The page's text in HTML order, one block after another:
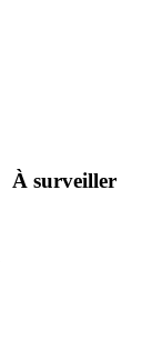
À surveiller